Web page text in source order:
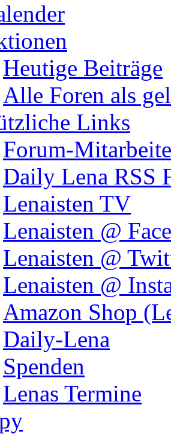
Heutige Beiträge
Alle Foren als
Links
Forum-
Daily Lena RSS
Lenaisten TV
Lenaisten @
Lenaisten @
Lenaisten @
Amazon Shop
Daily-Lena
Spenden
Lenas Termine